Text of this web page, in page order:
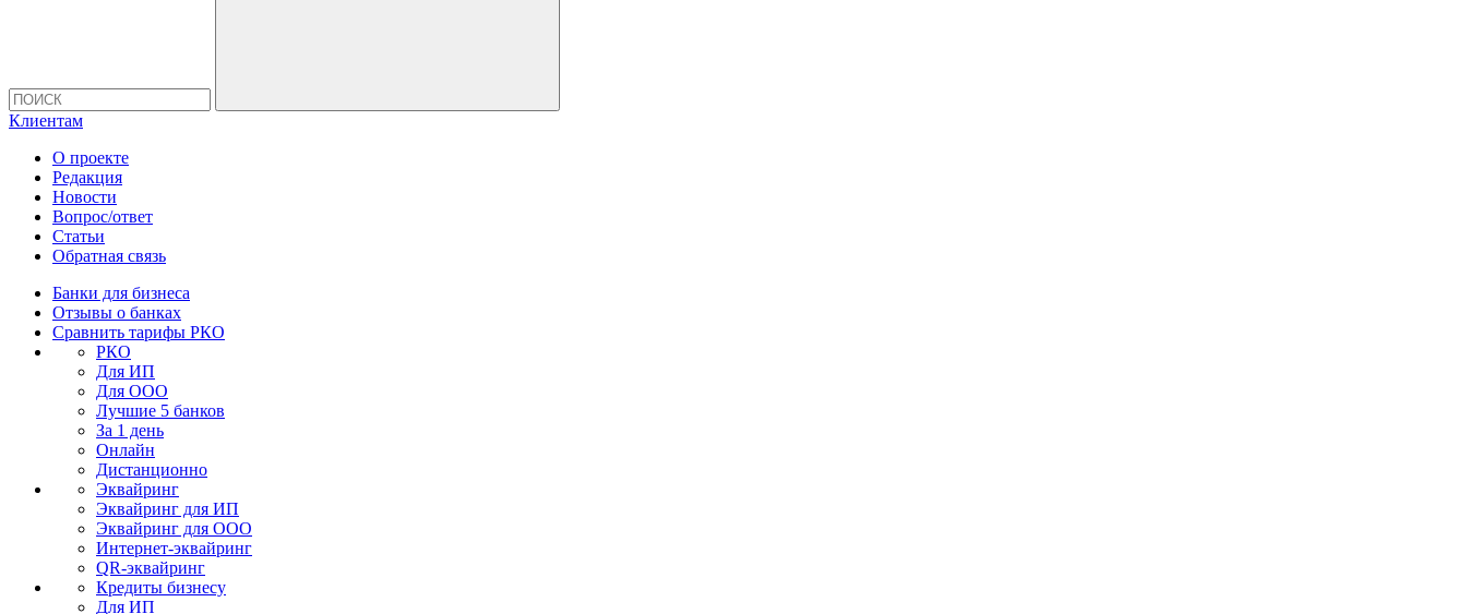
Клиентам
О проекте
Редакция
Новости
Вопрос/ответ
Статьи
Обратная связь
Банки для бизнеса
Отзывы о банках
Сравнить тарифы РКО
РКО
Для ИП
Для ООО
Лучшие 5 банков
За 1 день
Онлайн
Дистанционно
Эквайринг
Эквайринг для ИП
Эквайринг для ООО
Интернет-эквайринг
QR-эквайринг
Кредиты бизнесу
Для ИП